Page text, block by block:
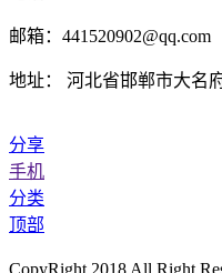
邮箱：441520902@qq.com
地址： 河北省邯郸市大名
分享
手机
分类
顶部